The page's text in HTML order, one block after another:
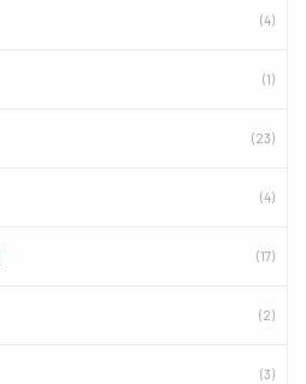
(4)
(1)
(23)
(4)
(17)
(2)
(3)